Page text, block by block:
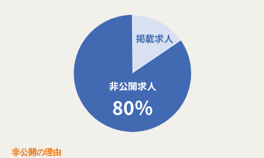
非公開の理由